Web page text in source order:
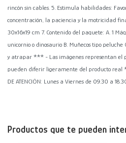
rincón sin cables. 5. Estimula habilidades:
concentración, la paciencia y la motricidad
30x16x19 cm 7. Contenido del paquete: A. 1
unicornio o dinosaurio B. Muñecos tipo peluche
y atrapar *** - Las imágenes representan el
pueden diferir ligeramente del producto real
DE ATENCIÓN: Lunes a Viernes de 09.30 a
Productos que te pueden